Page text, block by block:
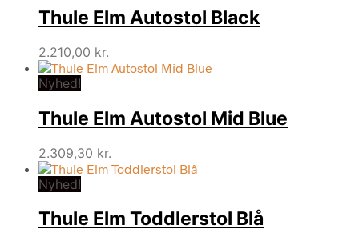
Thule Elm Autostol Black
2.210,00 kr.
Nyhed!
Thule Elm Autostol Mid Blue
2.309,30 kr.
Nyhed!
Thule Elm Toddlerstol Blå